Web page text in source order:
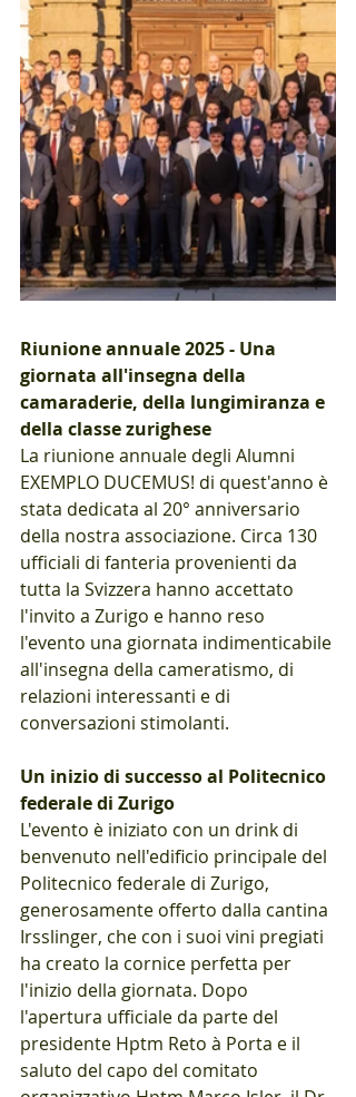
Riunione annuale 2025 - Una
giornata all'insegna della
camaraderie, della lungimiranza e
della classe zurighese
La riunione annuale degli Alumni
EXEMPLO DUCEMUS! di quest'anno è
stata dedicata al 20° anniversario
della nostra associazione. Circa 130
ufficiali di fanteria provenienti da
tutta la Svizzera hanno accettato
l'invito a Zurigo e hanno reso
l'evento una giornata indimenticabile
all'insegna della cameratismo, di
relazioni interessanti e di
conversazioni stimolanti.
Un inizio di successo al Politecnico
federale di Zurigo
L'evento è iniziato con un drink di
benvenuto nell'edificio principale del
Politecnico federale di Zurigo,
generosamente offerto dalla cantina
Irsslinger, che con i suoi vini pregiati
ha creato la cornice perfetta per
l'inizio della giornata. Dopo
l'apertura ufficiale da parte del
presidente Hptm Reto à Porta e il
saluto del capo del comitato